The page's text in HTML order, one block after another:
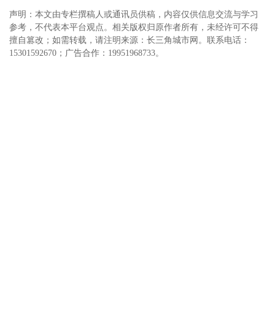
声明：本文由专栏撰稿人或通讯员供稿，内容仅供信息交流与学习
参考，不代表本平台观点。相关版权归原作者所有，未经许可不得
擅自篡改；如需转载，请注明来源：长三角城市网。联系电话：
15301592670；广告合作：19951968733。